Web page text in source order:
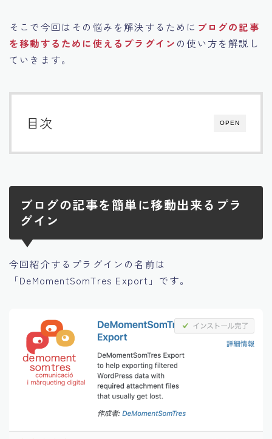
そこで今回はその悩みを解決するために ブログの記事
を移動するために使えるプラグイン の使い方を解説し
ていきます。
OPEN
目次
ブログの記事を簡単に移動出来るプラ
グイン
今回紹介するプラグインの名前は
「DeMomentSomTres Export」です。